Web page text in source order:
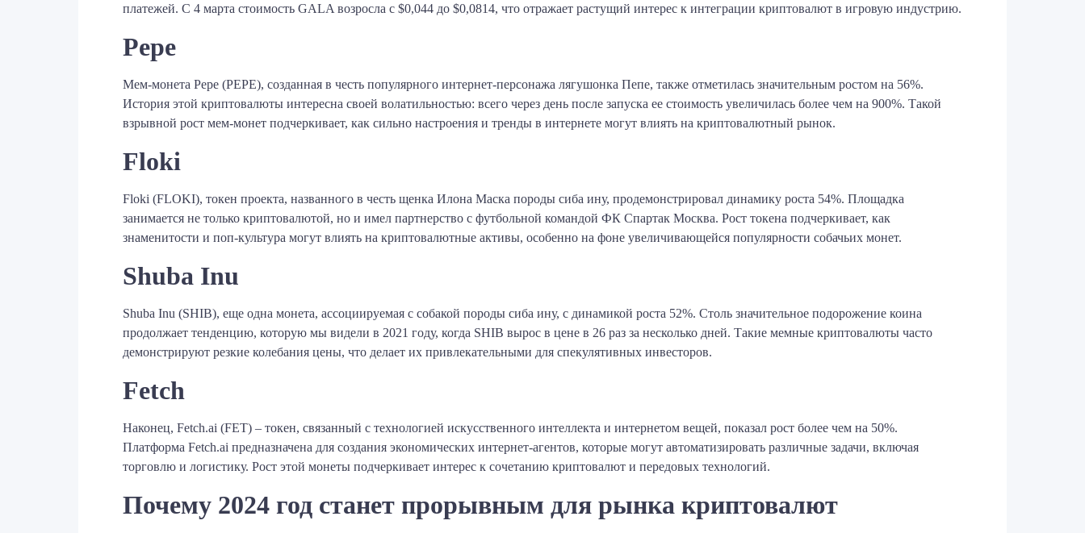
платежей. С 4 марта стоимость GALA возросла с $0,044 до $0,0814, что отражает растущий интерес к интеграции криптовалют в игровую индустрию.
Pepe
Мем-монета Pepe (PEPE), созданная в честь популярного интернет-персонажа лягушонка Пепе, также отметилась значительным ростом на 56%.
История этой криптовалюты интересна своей волатильностью: всего через день после запуска ее стоимость увеличилась более чем на 900%. Такой
взрывной рост мем-монет подчеркивает, как сильно настроения и тренды в интернете могут влиять на криптовалютный рынок.
Floki
Floki (FLOKI), токен проекта, названного в честь щенка Илона Маска породы сиба ину, продемонстрировал динамику роста 54%. Площадка
занимается не только криптовалютой, но и имел партнерство с футбольной командой ФК Спартак Москва. Рост токена подчеркивает, как
знаменитости и поп-культура могут влиять на криптовалютные активы, особенно на фоне увеличивающейся популярности собачьих монет.
Shuba Inu
Shuba Inu (SHIB), еще одна монета, ассоциируемая с собакой породы сиба ину, с динамикой роста 52%. Столь значительное подорожение коина
продолжает тенденцию, которую мы видели в 2021 году, когда SHIB вырос в цене в 26 раз за несколько дней. Такие мемные криптовалюты часто
демонстрируют резкие колебания цены, что делает их привлекательными для спекулятивных инвесторов.
Fetch
Наконец, Fetch.ai (FET) – токен, связанный с технологией искусственного интеллекта и интернетом вещей, показал рост более чем на 50%.
Платформа Fetch.ai предназначена для создания экономических интернет-агентов, которые могут автоматизировать различные задачи, включая
торговлю и логистику. Рост этой монеты подчеркивает интерес к сочетанию криптовалют и передовых технологий.
Почему 2024 год станет прорывным для рынка криптовалют